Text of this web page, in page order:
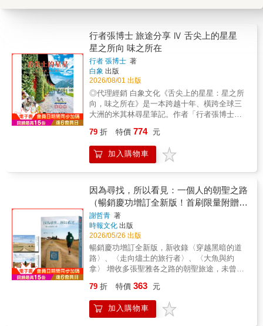
行者張博士 旅途分享 Ⅳ 舌尖上的星星
星之所向 味之所在
行者 張博士 著
白象 出版
2026/08/01 出版
◎代理經銷 白象文化《舌尖上的星星：星之所
向，味之所在》是一本跨越十年、橫跨全球三
大洲的米其林尋星筆記。作者「行者張博士」
府，從馬爾他、巴黎、倫敦到香港與台灣，詳
實記錄了三十家星級餐廳的味蕾體驗與職人觀
察。本書不以評比為目的，而是致力於還原佳
團隊日復一日、對細節近乎苛求的排練與分
工。透過細膩的文字，讀者不僅能感受料理的
華麗瞬間，更能看見空氣中流動的專業節奏，
以及職人們在秩序中保留的創意火花。這不僅
是一部關於職人精神的致敬之作，也是一份獻
給所有美食愛好者與生活實踐者的感官地圖，
引領讀者理解米其林精神並非遙不可及的夢
想，而是一種對生活品質的極致實踐。
79 折 特價 774 元
加入購物車
因為尋找，所以看見：一個人的朝聖之路
（暢銷慶功增訂全新版！首刷限量附贈印
簽金句透卡書籤）
謝哲青 著
時報文化 出版
2026/05/26 出版
暢銷慶功增訂全新版，新收錄〈穿越黑暗的道
路〉、〈走向燼土的旅行者〉、〈大魚與約
拿〉 增收多張聖雅各之路的朝聖旅途，未曾曝
榮耀的金磚紅毯。它是宇宙派來的溫柔大魚。
它張開嘴吞下我們，不會殺死我們，在牠溫
柔、黑暗且充滿的胃袋裡，我們被磨食、消
79 折 特價 363 元
加入購物車